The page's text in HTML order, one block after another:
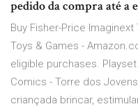
pedido da compra até a
Buy Fisher-Price
Toys & Games -
eligible purchases.
Comics - Torre dos
criançada brincar,